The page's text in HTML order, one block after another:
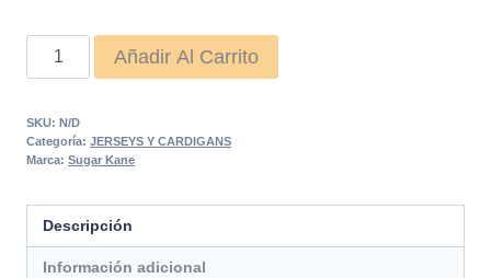
Cardigan
Leia
cantidad
Añadir Al Carrito
SKU: N/D
Categoría: JERSEYS Y CARDIGANS
Marca: Sugar Kane
Descripción
Información adicional